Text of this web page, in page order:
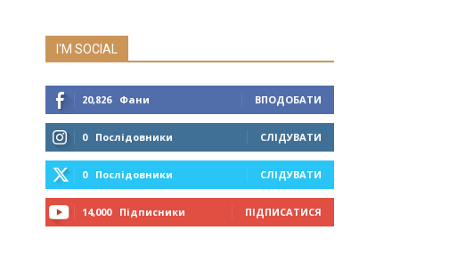
I'M SOCIAL
20,826 Фани ВПОДОБАТИ
0 Послідовники СЛІДУВАТИ
0 Послідовники СЛІДУВАТИ
14,000 Підписники ПІДПИСАТИСЯ